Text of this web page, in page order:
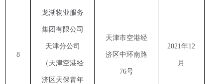
8
龙湖物业服务
集团有限公司
天津分公司
（天津空港经
济区天保青年
天津市空港经
济区中环南路
76号
2021 年12
月